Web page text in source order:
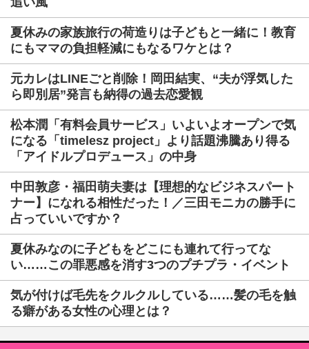
夏休みの家族旅行の荷造りは子どもと一緒に！教育
にもママの負担軽減にもなるワケとは？
元カレはLINEごと削除！岡田結実、“夫が浮気した
ら即別居”発言も納得の過去恋愛観
松本潤「有料会員サービス」いよいよオープンで気
になる「timelesz project」より話題沸騰あり得る
「アイドルプロデュース」の中身
中田敦彦・福田萌夫妻は【理想的なビジネスパート
ナー】になれる相性だった！／三田モニカの勝手に
占っていいですか？
夏休みなのに子どもをどこにも連れて行ってな
い……この罪悪感を消す3つのプチプラ・イベント
気が付けば毛先をクルクルしている……髪の毛を触
る癖がある女性の心理とは？